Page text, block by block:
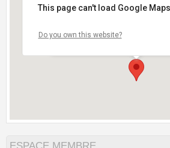
- Près du cimetière des Ormeaux-
This page can't load Google
Do you own this website?